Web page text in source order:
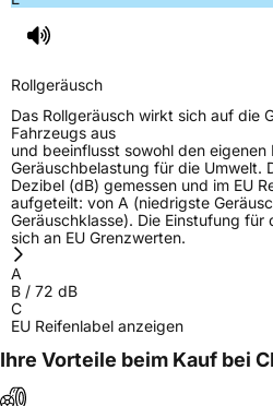
Rollgeräusch
Das Rollgeräusch wirkt sich auf die
Fahrzeugs aus
und beeinflusst sowohl den
Geräuschbelastung für die Umwelt.
Dezibel (dB) gemessen und im EU
aufgeteilt: von A (niedrigste
Geräuschklasse). Die Einstufung für
sich an EU Grenzwerten.
A
B / 72 dB
C
EU Reifenlabel anzeigen
Ihre Vorteile beim Kauf bei